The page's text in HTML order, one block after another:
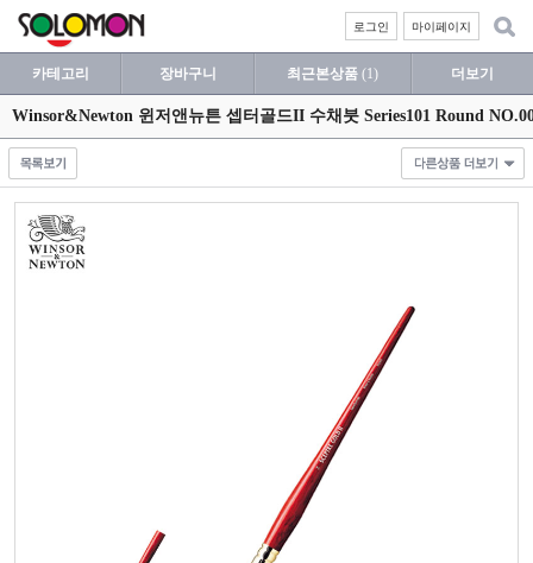
마이페이지
로그인
카테고리 장바구니 최근본상품 (1) 더보기
Winsor&Newton 윈저앤뉴튼 셉터골드II 수채붓 Series101 Round